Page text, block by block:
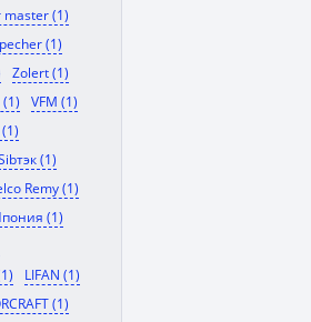
master (1)
(1)
Zolert (1)
VFM (1)
(1)
Remy (1)
(1)
LIFAN (1)
(1)